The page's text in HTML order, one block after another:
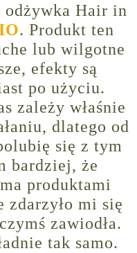
odżywka Hair in
. Produkt ten
lub wilgotne
efekty są
po użyciu.
zależy właśnie
dlatego od
się z tym
bardziej, że
produktami
mi się
zawiodła.
tak samo.